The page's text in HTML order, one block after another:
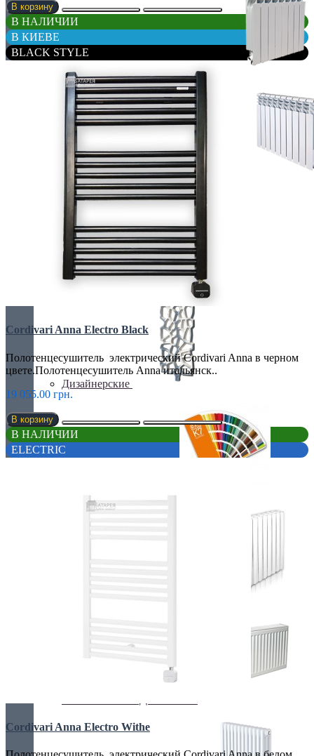
АЛЮМИНИЕВЫЕ РАДИАТОРЫ
БИМЕТАЛИЧЕСКИЕ РАДИАТОРЫ
Все для радиаторов
Дизайнерские
В корзину
В НАЛИЧИИ
В КИЕВЕ
BLACK STYLE
Cordivari Anna Electro Black
Полотенцесушитель электрический Cordivari Anna в черном
цвете.Полотенцесушитель Anna итальянск..
19 055.00 грн.
В корзину
В НАЛИЧИИ
ELECTRIC
Cordivari Anna Electro Withe